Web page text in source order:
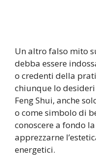
Un altro falso mito
debba essere
o credenti della
chiunque lo
Feng Shui, anche
o come simbolo di
conoscere a fondo
apprezzarne
energetici.